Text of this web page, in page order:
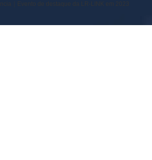
｜Evento de destaque da LR-LINK em 2023